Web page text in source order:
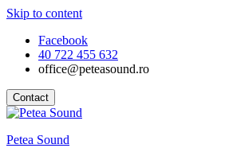
Skip to content
Facebook
40 722 455 632
office@peteasound.ro
Contact
Petea Sound